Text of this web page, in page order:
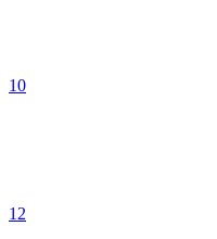
10
12